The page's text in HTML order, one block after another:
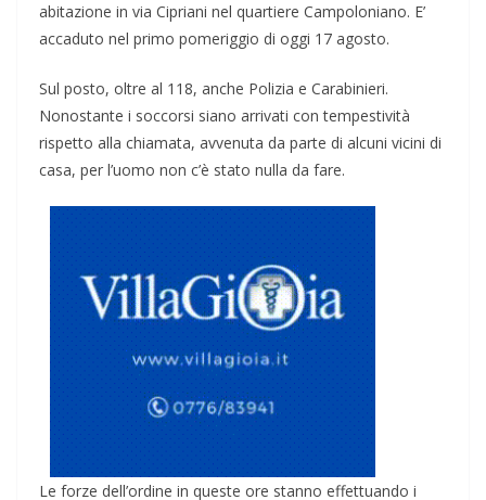
abitazione in via Cipriani nel quartiere Campoloniano. E’
accaduto nel primo pomeriggio di oggi 17 agosto.
Sul posto, oltre al 118, anche Polizia e Carabinieri.
Nonostante i soccorsi siano arrivati con tempestività
rispetto alla chiamata, avvenuta da parte di alcuni vicini di
casa, per l’uomo non c’è stato nulla da fare.
Le forze dell’ordine in queste ore stanno effettuando i